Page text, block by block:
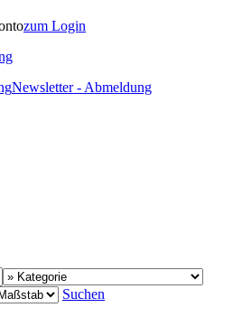
zum Login
Newsletter - Abmeldung
Suchen